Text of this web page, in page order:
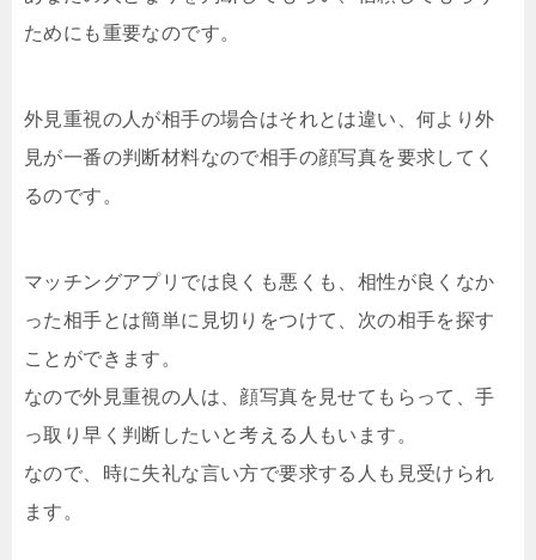
ためにも重要なのです。
外見重視の人が相手の場合はそれとは違い、何より外
見が一番の判断材料なので相手の顔写真を要求してく
るのです。
マッチングアプリでは良くも悪くも、相性が良くなか
った相手とは簡単に見切りをつけて、次の相手を探す
ことができます。
なので外見重視の人は、顔写真を見せてもらって、手
っ取り早く判断したいと考える人もいます。
なので、時に失礼な言い方で要求する人も見受けられ
ます。